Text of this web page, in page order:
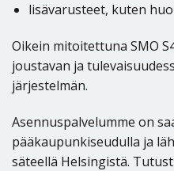
lisävarusteet, kuten
Oikein mitoitettuna SMO
joustavan ja
järjestelmän.
Asennuspalvelumme on
pääkaupunkiseudulla ja
säteellä Helsingistä.